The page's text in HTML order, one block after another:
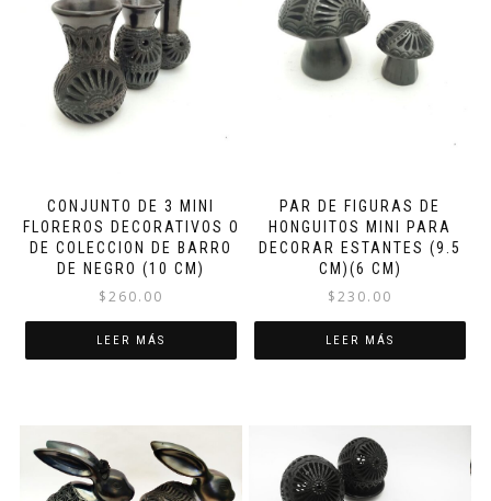
CONJUNTO DE 3 MINI
FLOREROS DECORATIVOS O
DE COLECCION DE BARRO
DE NEGRO (10 CM)
$260.00
LEER MÁS
PAR DE FIGURAS DE
HONGUITOS MINI PARA
DECORAR ESTANTES (9.5
CM)(6 CM)
$230.00
LEER MÁS